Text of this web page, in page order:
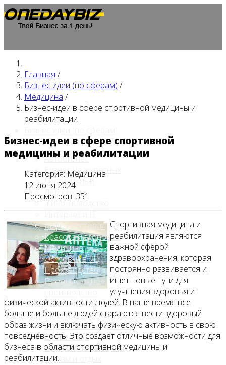
Главная
Автобизнес
Бизнес на животных
Гостиничный
Детские
Животноводство
Кафе / ресторан
Красота и здоровье
Медицина
Островки в ТЦ
Производство
Промышленное
производство
Развлечения
Сельское хозяйство
Строительство, ремонт
Сфера услуг
Торговля и магазины
Туризм и отдых
Главная /
Бизнес идеи (по сферам) /
Медицина /
Бизнес-идеи в сфере спортивной медицины и
реабилитации
Бизнес-идеи в сфере спортивной
медицины и реабилитации
Категория: Медицина
12 июня 2024
Просмотров: 351
Спортивная медицина и
реабилитация являются
важной сферой
здравоохранения, которая
постоянно развивается и
ищет новые пути для
улучшения здоровья и
физической активности людей. В наше время все
больше и больше людей стараются вести здоровый
образ жизни и включать физическую активность в свою
повседневность. Это создает отличные возможности для
бизнеса в области спортивной медицины и
реабилитации.